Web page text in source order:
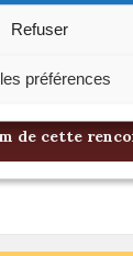
Refuser
préférences
de cette